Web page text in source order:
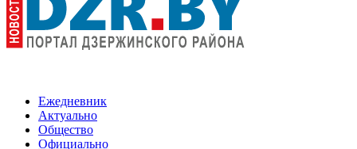
Ежедневник
Актуально
Общество
Официально